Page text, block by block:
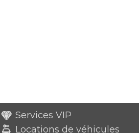
Services VIP
Locations de véhicules